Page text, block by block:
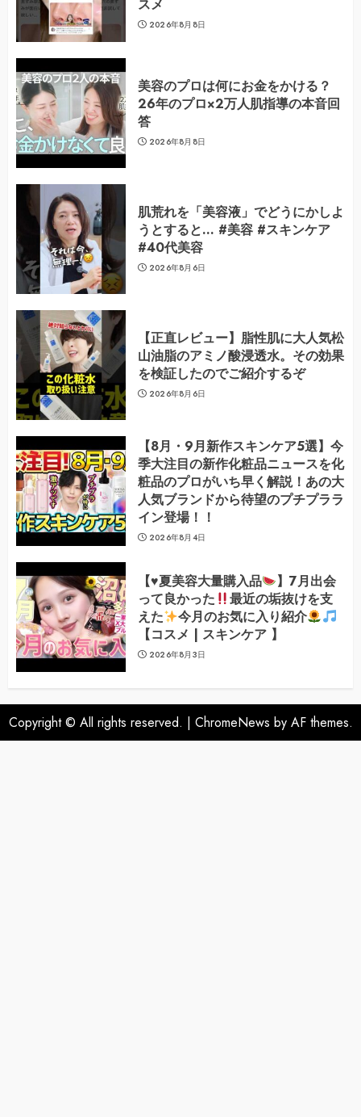
スメ
2026年8月8日
美容のプロは何にお金をかける？
26年のプロ×2万人肌指導の本音回
答
2026年8月8日
肌荒れを「美容液」でどうにかしよ
うとすると… #美容 #スキンケア
#40代美容
2026年8月6日
【正直レビュー】脂性肌に大人気松
山油脂のアミノ酸浸透水。その効果
を検証したのでご紹介するぞ
2026年8月6日
【8月・9月新作スキンケア5選】今
季大注目の新作化粧品ニュースを化
粧品のプロがいち早く解説！あの大
人気ブランドから待望のプチプララ
イン登場！！
2026年8月4日
【♥️夏美容大量購入品
】7月出会
って良かった
最近の垢抜けを支
えた
今月のお気に入り紹介
【コスメ | スキンケア 】
2026年8月3日
Copyright © All rights reserved. | ChromeNews by AF themes.